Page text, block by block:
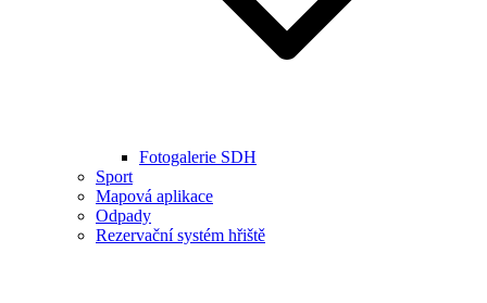
Fotogalerie SDH
Sport
Mapová aplikace
Odpady
Rezervační systém hřiště